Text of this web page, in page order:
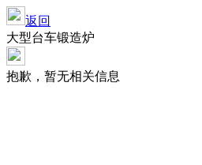
返回
大型台车锻造炉
抱歉，暂无相关信息